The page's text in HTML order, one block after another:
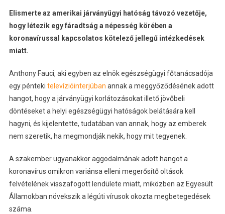
Elismerte az amerikai járványügyi hatóság távozó vezetője,
hogy létezik egy fáradtság a népesség körében a
koronavírussal kapcsolatos kötelező jellegű intézkedések
miatt.
Anthony Fauci, aki egyben az elnök egészségügyi főtanácsadója
egy pénteki televízióinterjúban annak a meggyőződésének adott
hangot, hogy a járványügyi korlátozásokat illető jövőbeli
döntéseket a helyi egészségügyi hatóságok belátására kell
hagyni, és kijelentette, tudatában van annak, hogy az emberek
nem szeretik, ha megmondják nekik, hogy mit tegyenek.
A szakember ugyanakkor aggodalmának adott hangot a
koronavírus omikron variánsa elleni megerősítő oltások
felvételének visszafogott lendülete miatt, miközben az Egyesült
Államokban növekszik a légúti vírusok okozta megbetegedések
száma.